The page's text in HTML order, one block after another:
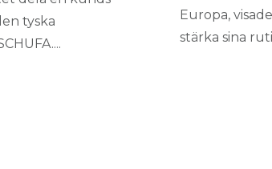
tyska
Europa,
stärka sina